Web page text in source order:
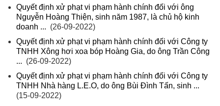
Quyết định xử phạt vi phạm hành chính đối với ông
Nguyễn Hoàng Thiện, sinh năm 1987, là chủ hộ kinh
doanh ... (26-09-2022)
Quyết định xử phạt vi phạm hành chính đối với Công ty
TNHH Xông hơi xoa bóp Hoàng Gia, do ông Trần Công
... (26-09-2022)
Quyết định xử phạt vi phạm hành chính đối với Công ty
TNHH Nhà hàng L.E.O, do ông Bùi Đình Tấn, sinh ...
(15-09-2022)